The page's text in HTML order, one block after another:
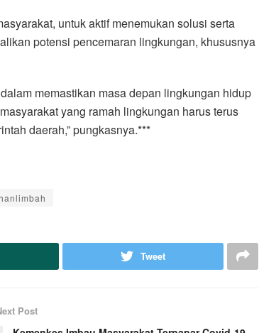
untuk aktif menemukan solusi serta
potensi pencemaran lingkungan, khususnya
memastikan masa depan lingkungan hidup
yang ramah lingkungan harus terus
daerah,” pungkasnya.***
Tweet
Post